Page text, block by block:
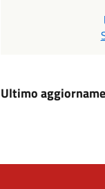
Ultimo